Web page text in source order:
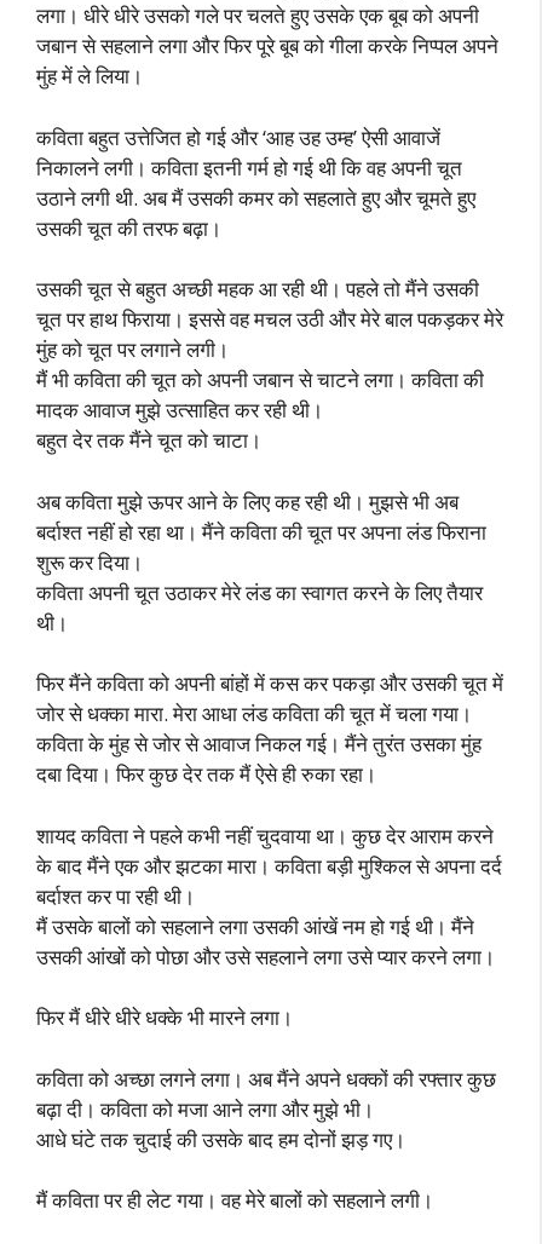
लगा। धीरे धीरे उसको गले पर चलते हुए उसके एक बूब को अपनी
जबान से सहलाने लगा और फिर पूरे बूब को गीला करके निप्पल अपने
मुंह में ले लिया।
कविता बहुत उत्तेजित हो गई और ‘आह उह उम्ह’ ऐसी आवाजें
निकालने लगी। कविता इतनी गर्म हो गई थी कि वह अपनी चूत
उठाने लगी थी. अब मैं उसकी कमर को सहलाते हुए और चूमते हुए
उसकी चूत की तरफ बढ़ा।
उसकी चूत से बहुत अच्छी महक आ रही थी। पहले तो मैंने उसकी
चूत पर हाथ फिराया। इससे वह मचल उठी और मेरे बाल पकड़कर मेरे
मुंह को चूत पर लगाने लगी।
मैं भी कविता की चूत को अपनी जबान से चाटने लगा। कविता की
मादक आवाज मुझे उत्साहित कर रही थी।
बहुत देर तक मैंने चूत को चाटा।
अब कविता मुझे ऊपर आने के लिए कह रही थी। मुझसे भी अब
बर्दाश्त नहीं हो रहा था। मैंने कविता की चूत पर अपना लंड फिराना
शुरू कर दिया।
कविता अपनी चूत उठाकर मेरे लंड का स्वागत करने के लिए तैयार
थी।
फिर मैंने कविता को अपनी बांहों में कस कर पकड़ा और उसकी चूत में
जोर से धक्का मारा. मेरा आधा लंड कविता की चूत में चला गया।
कविता के मुंह से जोर से आवाज निकल गई। मैंने तुरंत उसका मुंह
दबा दिया। फिर कुछ देर तक मैं ऐसे ही रुका रहा।
शायद कविता ने पहले कभी नहीं चुदवाया था। कुछ देर आराम करने
के बाद मैंने एक और झटका मारा। कविता बड़ी मुश्किल से अपना दर्द
बर्दाश्त कर पा रही थी।
मैं उसके बालों को सहलाने लगा उसकी आंखें नम हो गई थी। मैंने
उसकी आंखों को पोछा और उसे सहलाने लगा उसे प्यार करने लगा।
फिर मैं धीरे धीरे धक्के भी मारने लगा।
कविता को अच्छा लगने लगा। अब मैंने अपने धक्कों की रफ्तार कुछ
बढ़ा दी। कविता को मजा आने लगा और मुझे भी।
आधे घंटे तक चुदाई की उसके बाद हम दोनों झड़ गए।
मैं कविता पर ही लेट गया। वह मेरे बालों को सहलाने लगी।